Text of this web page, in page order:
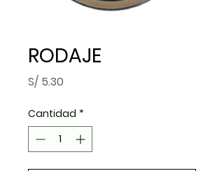
RODAJE
S/ 5.30
Cantidad *